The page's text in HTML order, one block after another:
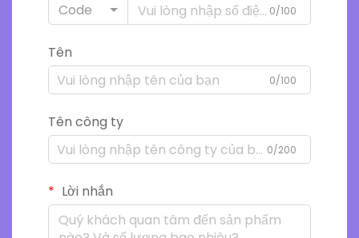
Code
0/100
Tên
0/100
Tên công ty
0/200
Lời nhắn